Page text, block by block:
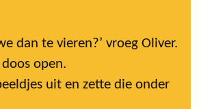
dan te vieren?’ vroeg Oliver.
open.
uit en zette die onder